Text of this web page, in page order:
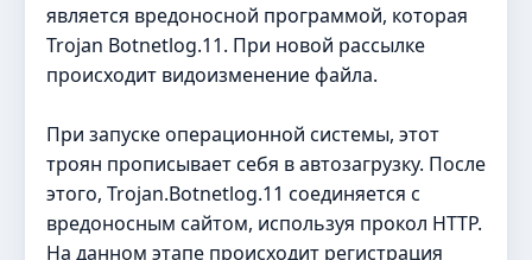
является вредоносной программой, которая
Trojan Botnetlog.11. При новой рассылке
происходит видоизменение файла.
При запуске операционной системы, этот
троян прописывает себя в автозагрузку. После
этого, Trojan.Botnetlog.11 соединяется с
вредоносным сайтом, используя прокол HTTP.
На данном этапе происходит регистрация